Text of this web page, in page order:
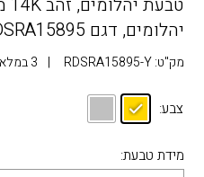
יהלומים, דגם RDSRA15895
מק"ט:RDSRA15895-Y
| 3 במלאי
צבע:
מידת טבעת: